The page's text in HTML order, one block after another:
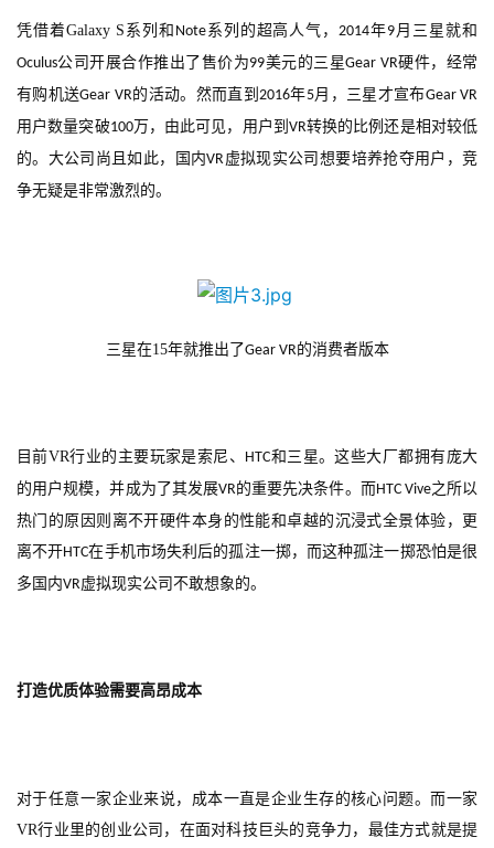
凭借着Galaxy S 系列和 Note系列的超高人气，2014年9月三星就和
Oculus公司开展合作推出了售价为99美元的三星Gear VR硬件，经常
有购机送Gear VR的活动。然而直到2016年5月，三星才宣布Gear VR
用户数量突破100万，由此可见，用户到 VR转换的比例还是相对较低
的。大公司尚且如此，国内VR虚拟现实公司想要培养抢夺用户，竞
争无疑是非常激烈的。
三星在15年就推出了Gear VR的消费者版本
目前VR行业的主要玩家是索尼、 HTC和三星。这些大厂都拥有庞大
的用户规模，并成为了其发展VR的重要先决条件。而HTC Vive之所以
热门的原因则离不开硬件本身的性能和卓越的沉浸式全景体验，更
离不开HTC在手机市场失利后的孤注一掷，而这种孤注一掷恐怕是很
多国内VR虚拟现实公司不敢想象的。
打造优质体验需要高昂成本
对于任意一家企业来说，成本一直是企业生存的核心问题。而一家
VR行业里的创业公司，在面对科技巨头的竞争力，最佳方式就是提